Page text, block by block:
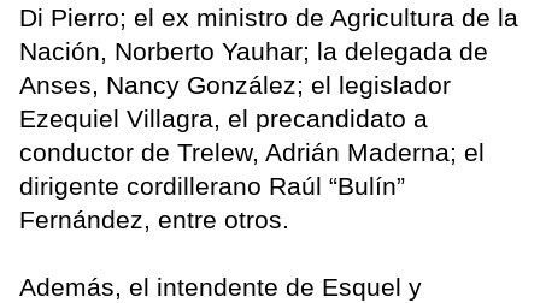
Di Pierro; el ex ministro de Agricultura de la
Nación, Norberto Yauhar; la delegada de
Anses, Nancy González; el legislador
Ezequiel Villagra, el precandidato a
conductor de Trelew, Adrián Maderna; el
dirigente cordillerano Raúl “Bulín”
Fernández, entre otros.
Además, el intendente de Esquel y